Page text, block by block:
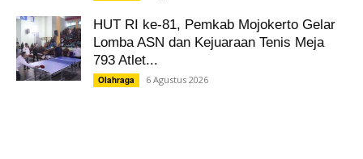
HUT RI ke-81, Pemkab Mojokerto Gelar
Lomba ASN dan Kejuaraan Tenis Meja
793 Atlet...
Olahraga 6 Agustus 2026